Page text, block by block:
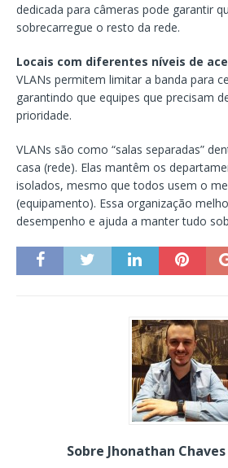
dedicada para câmeras pode garantir
sobrecarregue o resto da rede.
Locais com diferentes níveis de
VLANs permitem limitar a banda para
garantindo que equipes que precisam
prioridade.
VLANs são como “salas separadas”
casa (rede). Elas mantêm os
isolados, mesmo que todos usem o
(equipamento). Essa organização
desempenho e ajuda a manter tudo
Sobre Jhonathan Chaves